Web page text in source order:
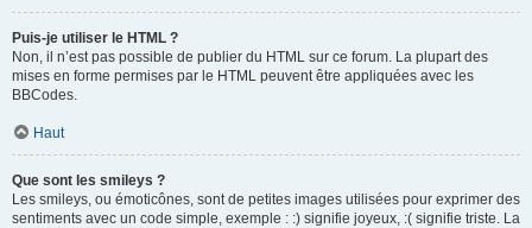
Puis-je utiliser le HTML ?
Non, il n’est pas possible de publier du HTML sur ce forum. La plupart des
mises en forme permises par le HTML peuvent être appliquées avec les
BBCodes.
Haut
Que sont les smileys ?
Les smileys, ou émoticônes, sont de petites images utilisées pour exprimer des
sentiments avec un code simple, exemple : :) signifie joyeux, :( signifie triste. La